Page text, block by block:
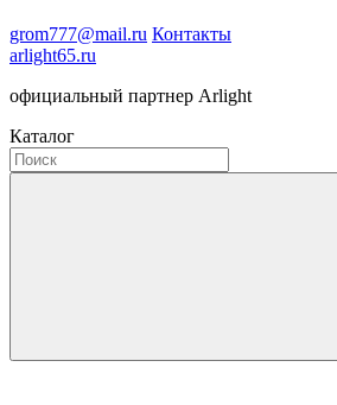
grom777@mail.ru Контакты
arlight65.ru
официальный партнер Arlight
Каталог